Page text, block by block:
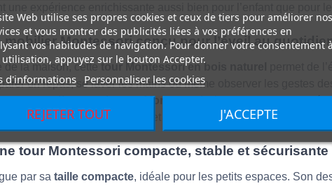
Web utilise ses propres cookies et ceux de tiers pour améliorer nos
et vous montrer des publicités liées à vos préférences en
vos habitudes de navigation. Pour donner votre consentement à
utilisation, appuyez sur le bouton Accepter.
d'informations Personnaliser les cookies
REJETER TOUT J'ACCEPTE
une expérience enrichissante aussi bien pour l’enfant que pour
mobilier Montessori conçu pour l’éveil au quotidien
de la maison, cettetour Montessori en bois naturel
permet de
un repas, se laver les mains ou même observer les gestes
cettetour d’apprentissage Montessori, chaque moment passé
d’apprendre, de communiquer et de renforcer les liens familiaux.
tour Montessori compacte, stable et sécurisante
par sa taille compacte, idéale pour les petits espaces. Son